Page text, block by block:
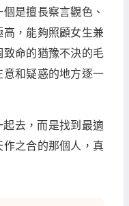
是擅長察言觀色、
，能夠照顧女生兼
命的猶豫不決的毛
和疑惑的地方逐一
去，而是找到最適
之合的那個人，真